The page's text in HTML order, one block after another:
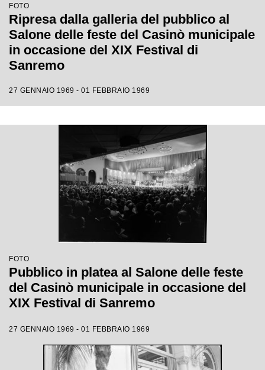
FOTO
Ripresa dalla galleria del pubblico al
Salone delle feste del Casinò municipale
in occasione del XIX Festival di
Sanremo
27 GENNAIO 1969 - 01 FEBBRAIO 1969
FOTO
Pubblico in platea al Salone delle feste
del Casinò municipale in occasione del
XIX Festival di Sanremo
27 GENNAIO 1969 - 01 FEBBRAIO 1969